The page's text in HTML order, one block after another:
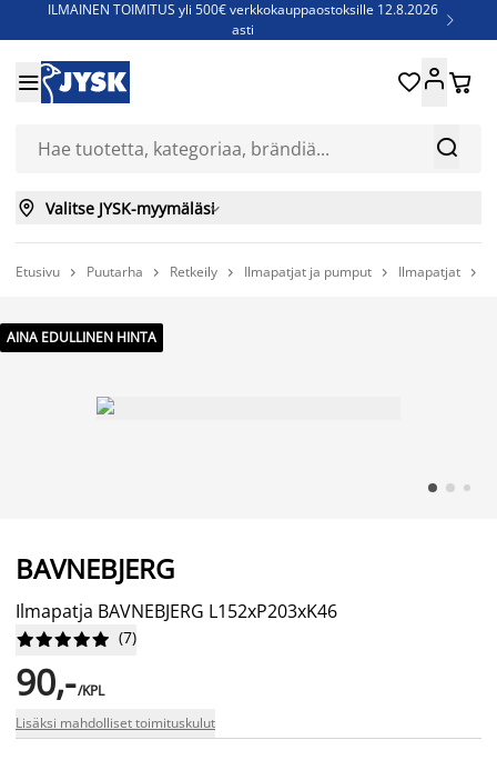
ILMAINEN TOIMITUS yli 500€ verkkokauppaostoksille 12.8.2026
asti

Jenkkisänkyjä - Säästä jopa 60%


 
 Valitse JYSK-myymäläsi
Etusivu  Puutarha  Retkeily  Ilmapatjat ja pumput  Ilmapatjat 
AINA EDULLINEN HINTA
BAVNEBJERG
Ilmapatja BAVNEBJERG L152xP203xK46





 (7)
90,-/KPL
Lisäksi mahdolliset toimituskulut